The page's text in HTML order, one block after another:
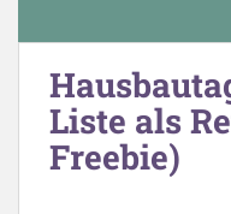
Liste als
Freebie)